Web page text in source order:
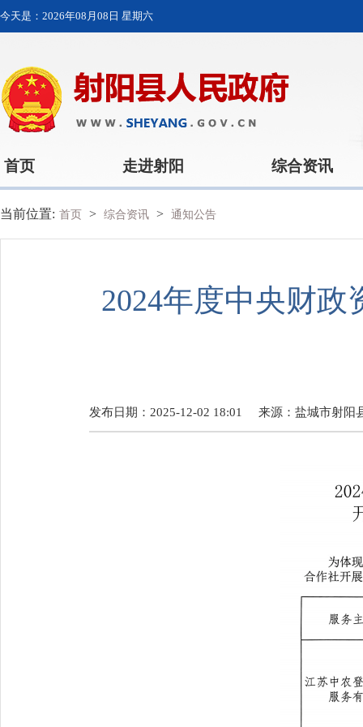
今天是： 2026年08月08日 星期六
首页 走进射阳 综合资讯
当前位置: 首页 > 综合资讯 > 通知公告
2024年度中央财
发布日期：2025-12-02 18:01 来源： 盐城市射阳